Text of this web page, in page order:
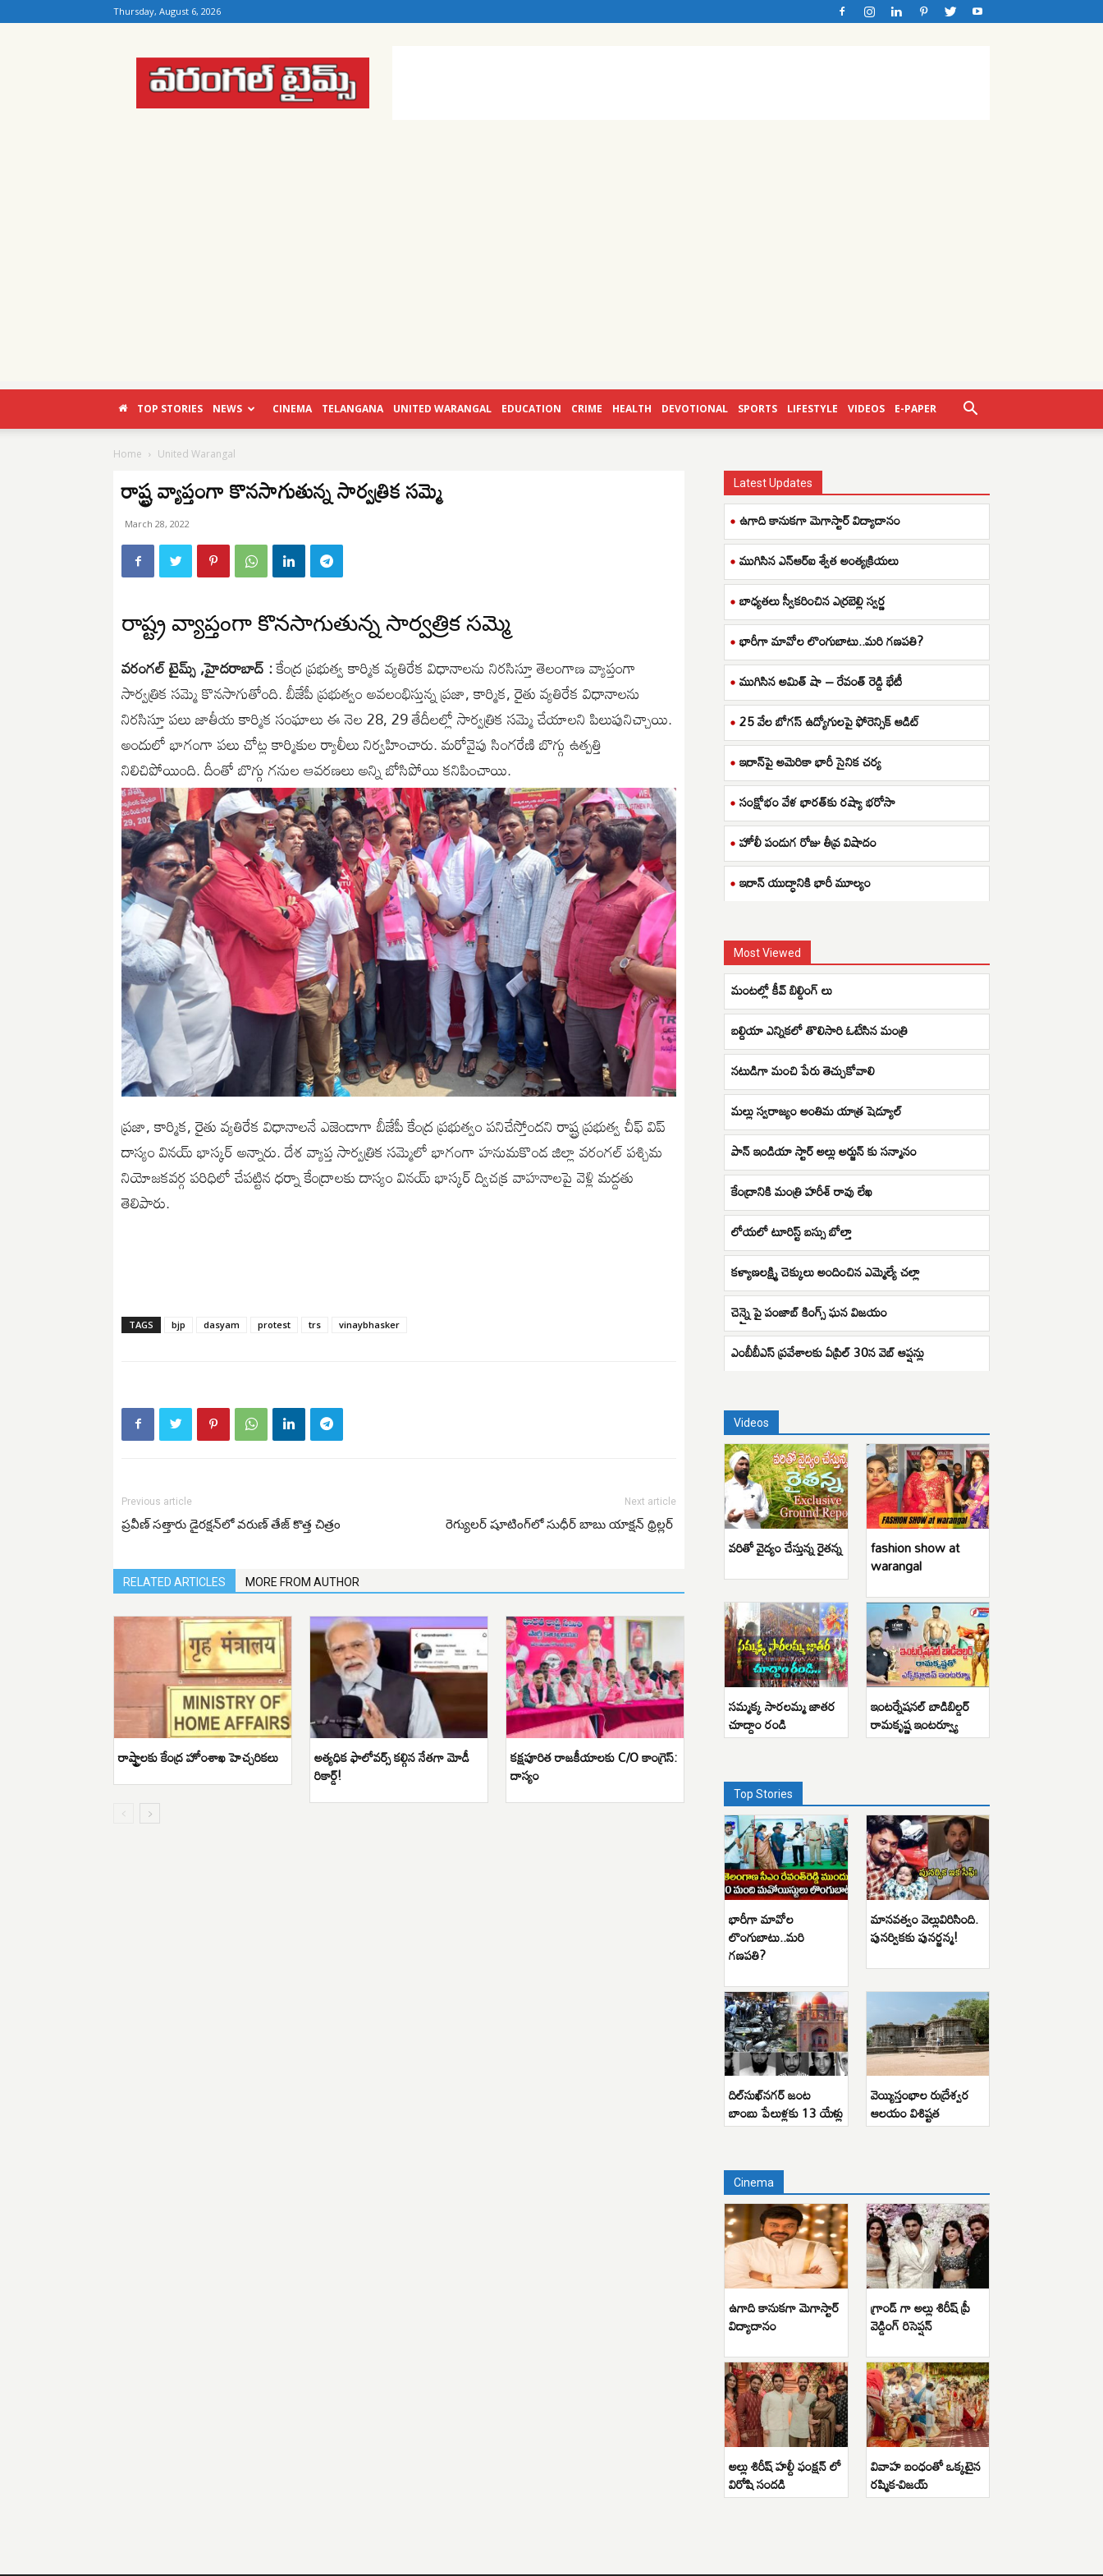
Thursday, August 6, 2026
Warangal
Times
TOP STORIES NEWS CINEMA TELANGANA UNITED WARANGAL EDUCATION CRIME HEALTH DEVOTIONAL SPORTS LIFESTYLE VIDEOS E-PAPER
Home United Warangal
రాష్ట్ర వ్యాప్తంగా కొనసాగుతున్న సార్వత్రిక సమ్మె
March 28, 2022
రాష్ట్ర వ్యాప్తంగా కొనసాగుతున్న సార్వత్రిక సమ్మె
వరంగల్ టైమ్స్ ,హైదరాబాద్ :కేంద్ర ప్రభుత్వ కార్మిక వ్యతిరేక విధానాలను నిరసిస్తూ తెలంగాణ వ్యాప్తంగా
సార్వత్రిక సమ్మె కొనసాగుతోంది. బీజేపీ ప్రభుత్వం అవలంభిస్తున్న ప్రజా, కార్మిక, రైతు వ్యతిరేక విధానాలను
నిరసిస్తూ పలు జాతీయ కార్మిక సంఘాలు ఈ నెల 28, 29 తేదీలల్లో సార్వత్రిక సమ్మె చేయాలని పిలుపునిచ్చాయి.
అందులో భాగంగా పలు చోట్ల కార్మికుల ర్యాలీలు నిర్వహించారు. మరోవైపు సింగరేణి బొగ్గు ఉత్పత్తి
నిలిచిపోయింది. దీంతో బొగ్గు గనుల ఆవరణలు అన్ని బోసిపోయి కనిపించాయి.
ప్రజా, కార్మిక, రైతు వ్యతిరేక విధానాలనే ఎజెండాగా బీజేపీ కేంద్ర ప్రభుత్వం పనిచేస్తోందని రాష్ట్ర ప్రభుత్వ చీఫ్ విప్
దాస్యం వినయ్ భాస్కర్ అన్నారు. దేశ వ్యాప్త సార్వత్రిక సమ్మెలో భాగంగా హనుమకొండ జిల్లా వరంగల్ పశ్చిమ
నియోజకవర్గ పరిధిలో చేపట్టిన ధర్నా కేంద్రాలకు దాస్యం వినయ్ భాస్కర్ ద్విచక్ర వాహనాలపై వెళ్లి మద్దతు
తెలిపారు.
TAGS bjp dasyam protest trs vinaybhasker
Previous article
ప్రవీణ్ సత్తారు డైరక్షన్‌లో వరుణ్ తేజ్ కొత్త చిత్రం
Next article
రెగ్యులర్ షూటింగ్‌లో సుధీర్ బాబు యాక్షన్ థ్రిల్లర్
RELATED ARTICLES MORE FROM AUTHOR
రాష్ట్రాలకు కేంద్ర హోంశాఖ హెచ్చరికలు అత్యధిక ఫాలోవర్స్ కల్గిన నేతగా మోడీ
రికార్డ్!
క‌క్ష‌పూరిత రాజ‌కీయాలకు C/O కాంగ్రెస్:
దాస్యం
Latest Updates
ఉగాది కానుకగా మెగాస్టార్ విద్యాదానం
ముగిసిన ఎన్ఆర్ఐ శ్వేత అంత్యక్రియలు
బాధ్యతలు స్వీకరించిన ఎర్రబెల్లి స్వర్ణ
భారీగా మావోల లొంగుబాటు..మరి గణపతి?
ముగిసిన అమిత్ షా – రేవంత్ రెడ్డి భేటీ
25 వేల బోగస్ ఉద్యోగులపై ఫోరెన్సిక్ ఆడిట్
ఇరాన్‌పై అమెరికా భారీ సైనిక చర్య
సంక్షోభం వేళ భారత్‌కు రష్యా భరోసా
హోలీ పండుగ రోజు తీవ్ర విషాదం
ఇరాన్ యుద్ధానికి భారీ మూల్యం
Most Viewed
మంటల్లో కీవ్ బిల్డింగ్ లు
బల్దియా ఎన్నికలో తొలిసారి ఓటేసిన మంత్రి
నటుడిగా మంచి పేరు తెచ్చుకోవాలి
మల్లు స్వరాజ్యం అంతిమ యాత్ర షెడ్యూల్
పాన్ ఇండియా స్టార్ అల్లు అర్జున్ కు సన్మానం
కేంద్రానికి మంత్రి హరీశ్ రావు లేఖ
లోయలో టూరిస్ట్ బస్సు బోల్తా
కళ్యాణలక్ష్మి చెక్కులు అందించిన ఎమ్మెల్యే చల్లా
చెన్నై పై పంజాబ్ కింగ్స్ ఘన విజయం
ఎంబీబీఎస్ ప్ర‌వేశాల‌కు ఏప్రిల్ 30న వెబ్ ఆప్షన్లు
Videos
వరితో వైద్యం చేస్తున్న రైతన్న fashion show at
warangal
సమ్మక్క సారలమ్మ జాతర
చూద్దాం రండి
ఇంటర్నేషనల్ బాడిబిల్డర్
రామకృష్ణ ఇంటర్వ్యూ
Top Stories
భారీగా మావోల
లొంగుబాటు..మరి
గణపతి?
మానవత్వం వెల్లువిరిసింది.
పునర్వికకు పునర్జన్మ!
దిల్‌సుఖ్‌నగర్ జంట
బాంబు పేలుళ్లకు 13 యేళ్లు
వెయ్యిస్తంభాల రుద్రేశ్వర
ఆలయం విశిష్టత
Cinema
ఉగాది కానుకగా మెగాస్టార్
విద్యాదానం
గ్రాండ్ గా అల్లు శిరీష్ ప్రీ
వెడ్డింగ్ రిసెప్షన్
అల్లు శిరీష్ హల్దీ ఫంక్షన్ లో
విరోషి సందడి
వివాహ బంధంతో ఒక్కటైన
రష్మిక-విజయ్